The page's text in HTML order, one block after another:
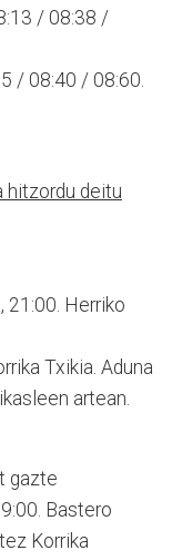
/ 08:38 /
/ 08:40 / 08:60.
hitzordu deitu
21:00. Herriko
Txikia. Aduna
artean.
gazte
Bastero
Korrika